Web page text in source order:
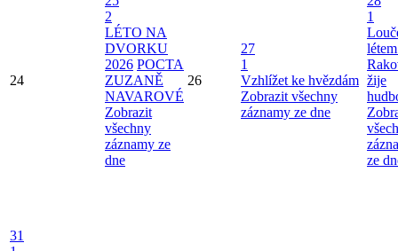
24
2
LÉTO NA
DVORKU
2026 POCTA
ZUZANĚ
NAVAROVÉ
Zobrazit
všechny
záznamy ze
dne
26
27
1
Vzhlížet ke hvězdám
Zobrazit všechny
záznamy ze dne
1
žije
ze
31